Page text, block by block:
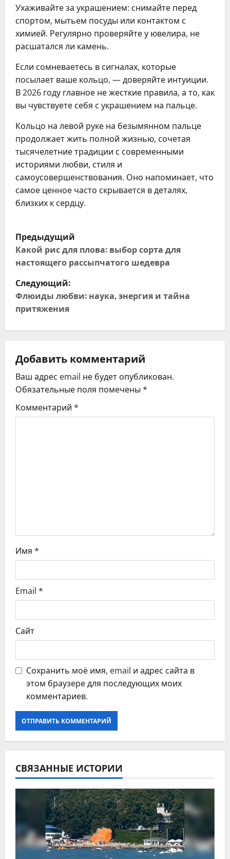
Ухаживайте за украшением: снимайте перед
спортом, мытьем посуды или контактом с
химией. Регулярно проверяйте у ювелира, не
расшатался ли камень.
Если сомневаетесь в сигналах, которые
посылает ваше кольцо, — доверяйте интуиции.
В 2026 году главное не жесткие правила, а то, как
вы чувствуете себя с украшением на пальце.
Кольцо на левой руке на безымянном пальце
продолжает жить полной жизнью, сочетая
тысячелетние традиции с современными
историями любви, стиля и
самоусовершенствования. Оно напоминает, что
самое ценное часто скрывается в деталях,
близких к сердцу.
Н
а
в
и
г
ц
и
я
и
с
я
м
Предыдущий
Какой рис для плова: выбор сорта для
настоящего рассыпчатого шедевра
Следующий:
Флюиды любви: наука, энергия и тайна
притяжения
Добавить комментарий
Ваш адрес email не будет опубликован.
Обязательные поля помечены *
Комментарий *
Имя *
Email *
Сайт
Сохранить моё имя, email и адрес сайта в
этом браузере для последующих моих
комментариев.
СВЯЗАННЫЕ ИСТОРИИ